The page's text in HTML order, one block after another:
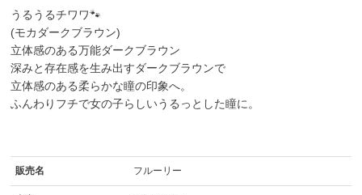
うるうるチワワ🐾
(モカダークブラウン)
立体感のある万能ダークブラウン
深みと存在感を生み出すダークブラウンで
立体感のある柔らかな瞳の印象へ。
ふんわりフチで女の子らしいうるっとした瞳に。
販売名 フルーリー